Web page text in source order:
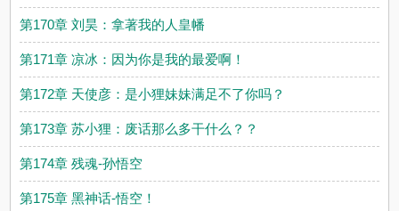
第170章 刘昊：拿著我的人皇幡
第171章 凉冰：因为你是我的最爱啊！
第172章 天使彦：是小狸妹妹满足不了你吗？
第173章 苏小狸：废话那么多干什么？？
第174章 残魂-孙悟空
第175章 黑神话-悟空！